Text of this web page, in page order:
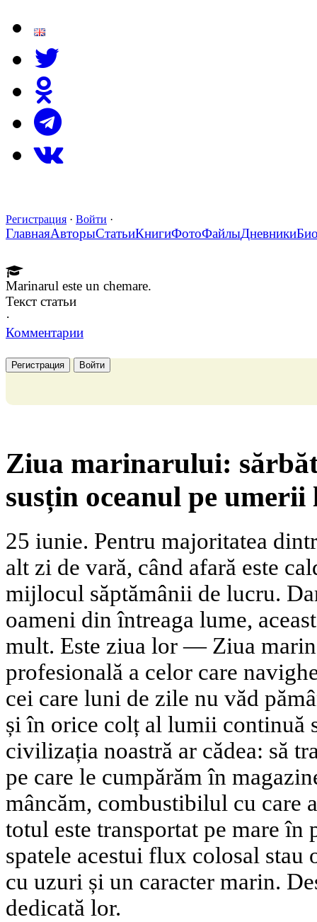
Регистрация · Войти ·
ГлавнаяАвторыСтатьиКнигиФотоФайлыДневники
Marinarul este un chemare.
Текст статьи
·
Комментарии
Регистрация Войти
Ziua marinarului:
susțin oceanul pe umerii
25 iunie. Pentru majoritatea
alt zi de vară, când afară este
mijlocul săptămânii de lucru.
oameni din întreaga lume,
mult. Este ziua lor — Ziua
profesională a celor care
cei care luni de zile nu văd
și în orice colț al lumii continuă
civilizația noastră ar cădea: să
pe care le cumpărăm în
mâncăm, combustibilul cu care
totul este transportat pe mare
spatele acestui flux colosal
cu uzuri și un caracter marin.
dedicată lor.